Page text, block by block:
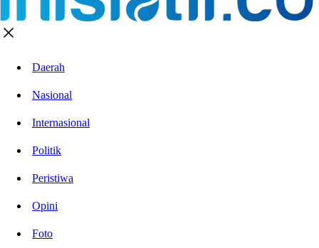
Daerah
Nasional
Internasional
Politik
Peristiwa
Opini
Foto